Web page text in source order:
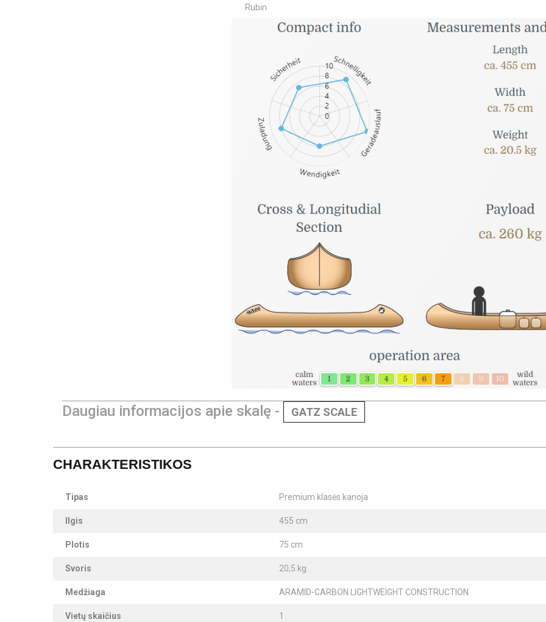
Rubin
Daugiau informacijos apie skalę - GATZ SCALE
CHARAKTERISTIKOS
Tipas Premium klasės kanoja
Ilgis 455 cm
Plotis 75 cm
Svoris 20,5 kg
Medžiaga ARAMID-CARBON LIGHTWEIGHT CONSTRUCTION
Vietų skaičius 1